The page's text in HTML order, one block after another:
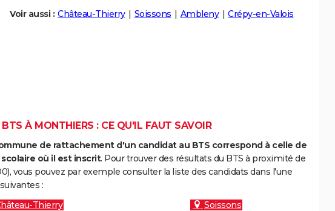
Voir aussi : Château-Thierry Soissons Ambleny Crépy-en-Valois
À MONTHIERS : CE QU'IL FAUT SAVOIR
de rattachement d'un candidat au BTS correspond à celle de
où il est inscrit. Pour trouver des résultats du BTS à proximité de
vous pouvez par exemple consulter la liste des candidats dans l'une
:
Thierry
Soissons